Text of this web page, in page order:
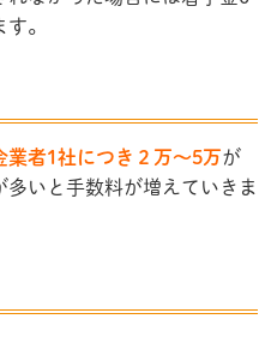
。
業者1社につき２万～5万が
いと手数料が増えていきま